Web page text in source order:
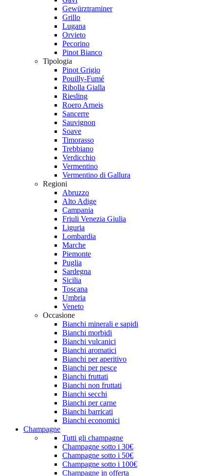
Gewürztraminer
Grillo
Lugana
Orvieto
Pecorino
Pinot Bianco
Tipologia
Pinot Grigio
Pouilly-Fumé
Ribolla Gialla
Riesling
Roero Arneis
Sancerre
Sauvignon
Soave
Timorasso
Trebbiano
Verdicchio
Vermentino
Vermentino di Gallura
Regioni
Abruzzo
Alto Adige
Campania
Friuli Venezia Giulia
Liguria
Lombardia
Marche
Piemonte
Puglia
Sardegna
Sicilia
Toscana
Umbria
Veneto
Occasione
Bianchi minerali e sapidi
Bianchi morbidi
Bianchi vulcanici
Bianchi aromatici
Bianchi per aperitivo
Bianchi per pesce
Bianchi fruttati
Bianchi non fruttati
Bianchi secchi
Bianchi per carne
Bianchi barricati
Bianchi economici
Champagne
Tutti gli champagne
Champagne sotto i 30€
Champagne sotto i 50€
Champagne sotto i 100€
Champagne in offerta